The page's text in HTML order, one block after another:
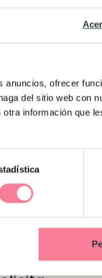
ofrecer
del sitio web con
información que
del
o
caso
de su
una